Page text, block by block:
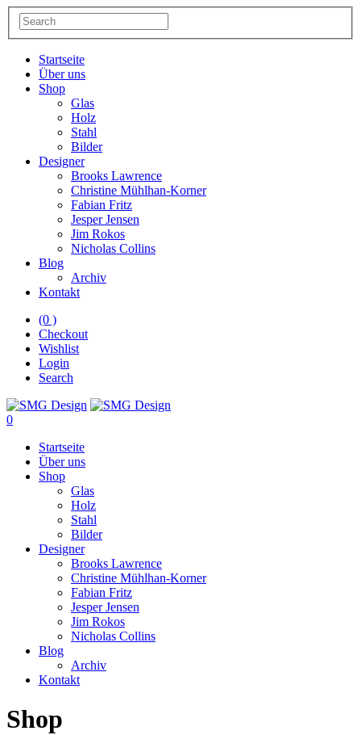
Startseite
Über uns
Shop
Glas
Holz
Stahl
Bilder
Designer
Brooks Lawrence
Christine Mühlhan-Korner
Fabian Fritz
Jesper Jensen
Jim Rokos
Nicholas Collins
Blog
Archiv
Kontakt
(0 )
Checkout
Wishlist
Login
Search
0
Startseite
Über uns
Shop
Glas
Holz
Stahl
Bilder
Designer
Brooks Lawrence
Christine Mühlhan-Korner
Fabian Fritz
Jesper Jensen
Jim Rokos
Nicholas Collins
Blog
Archiv
Kontakt
Shop